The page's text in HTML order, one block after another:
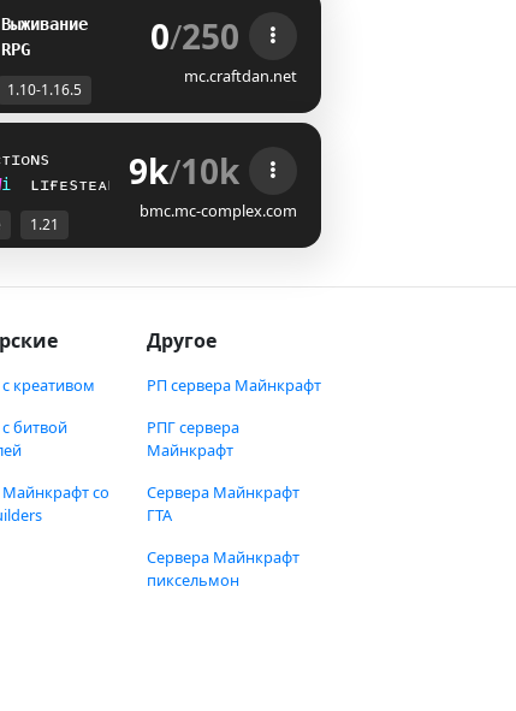
Выживание
RPG 0/250
mc.craftdan.net
1.10-1.16.5
i ʟɪғᴇsᴛᴇᴀʟ 9k/10k
bmc.mc-complex.com
1.21
креативом
битвой
со
Другое
РП сервера Майнкрафт
РПГ сервера
Майнкрафт
Сервера Майнкрафт
ГТА
Сервера Майнкрафт
пиксельмон